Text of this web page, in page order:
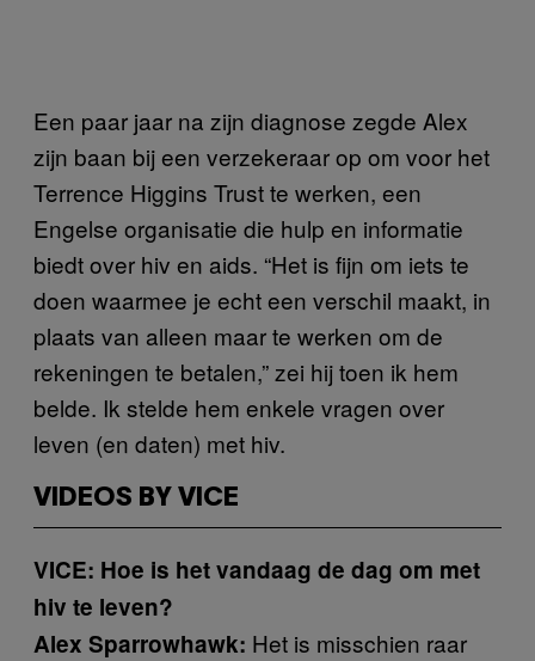
Een paar jaar na zijn diagnose zegde Alex
zijn baan bij een verzekeraar op om voor het
Terrence Higgins Trust te werken, een
Engelse organisatie die hulp en informatie
biedt over hiv en aids. “Het is fijn om iets te
doen waarmee je echt een verschil maakt, in
plaats van alleen maar te werken om de
rekeningen te betalen,” zei hij toen ik hem
belde. Ik stelde hem enkele vragen over
leven (en daten) met hiv.
VIDEOS BY VICE
VICE: Hoe is het vandaag de dag om met
hiv te leven?
Alex Sparrowhawk: Het is misschien raar